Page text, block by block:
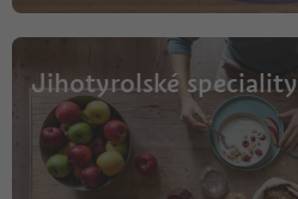
Jihotyrolské speciality